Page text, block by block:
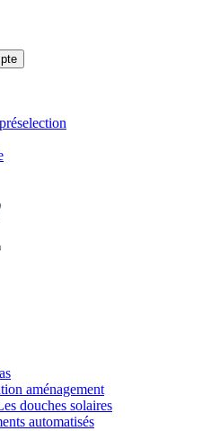
aménagement
douches solaires
automatisés